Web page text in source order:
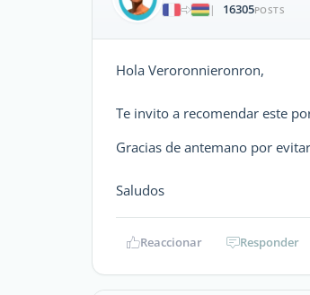
|
16305POSTS
Hola Veroronnieronron,
Te invito a recomendar este
Gracias de antemano por
Saludos
Reaccionar Responder